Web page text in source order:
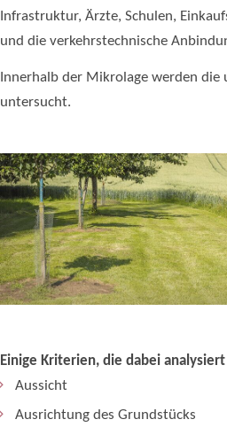
Infrastruktur, Ärzte, Schulen,
und die verkehrstechnische
Innerhalb der Mikrolage werden
untersucht.
Einige Kriterien, die dabei
Aussicht
Ausrichtung des Grundstücks